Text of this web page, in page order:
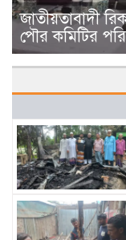
জাতীয়তাবাদী
পৌর কমিটির